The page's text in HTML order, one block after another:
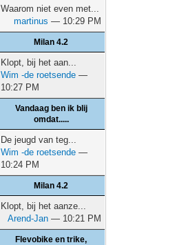
Waarom niet even met...
martinus — 10:29 PM
Milan 4.2
Klopt, bij het aan...
Wim -de roetsende —
10:27 PM
Vandaag ben ik blij
omdat.....
De jeugd van teg...
Wim -de roetsende —
10:24 PM
Milan 4.2
Klopt, bij het aanze...
Arend-Jan — 10:21 PM
Flevobike en trike,